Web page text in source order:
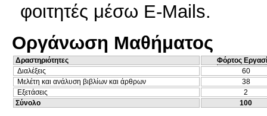
φοιτητές μέσω E-Mails.
Οργάνωση Μαθήματος
Δραστηριότητες
Φόρτος
Διαλέξεις
60
Μελέτη και ανάλυση βιβλίων και άρθρων
38
Εξετάσεις
2
Σύνολο
100